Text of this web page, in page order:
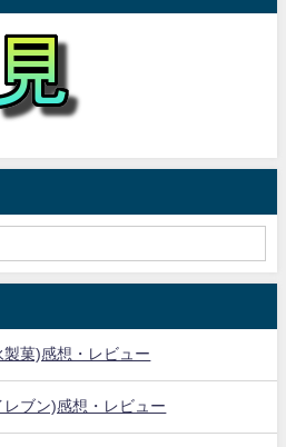
菓)感想・レビュー
ブン)感想・レビュー